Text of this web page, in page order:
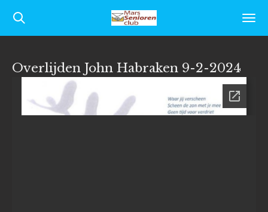
Ga
direct
de
hoofdinhoud
Overlijden John Habraken 9-2-2024